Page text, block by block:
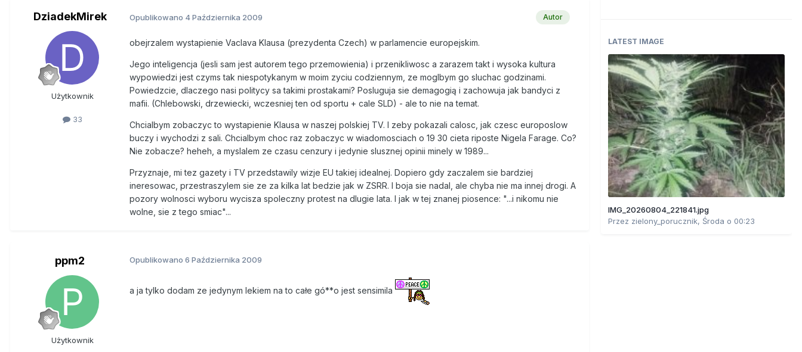
DziadekMirek
Użytkownik
33
Autor
Opublikowano 4 Października 2009
obejrzalem wystapienie Vaclava Klausa (prezydenta Czech) w parlamencie europejskim.
Jego inteligencja (jesli sam jest autorem tego przemowienia) i przenikliwosc a zarazem takt i wysoka kultura
wypowiedzi jest czyms tak niespotykanym w moim zyciu codziennym, ze moglbym go sluchac godzinami.
Powiedzcie, dlaczego nasi politycy sa takimi prostakami? Posluguja sie demagogią i zachowuja jak bandyci z
mafii. (Chlebowski, drzewiecki, wczesniej ten od sportu + cale SLD) - ale to nie na temat.
Chcialbym zobaczyc to wystapienie Klausa w naszej polskiej TV. I zeby pokazali calosc, jak czesc europoslow
buczy i wychodzi z sali. Chcialbym choc raz zobaczyc w wiadomosciach o 19 30 cieta riposte Nigela Farage. Co?
Nie zobacze? heheh, a myslalem ze czasu cenzury i jedynie slusznej opinii minely w 1989...
Przyznaje, mi tez gazety i TV przedstawily wizje EU takiej idealnej. Dopiero gdy zaczalem sie bardziej
ineresowac, przestraszylem sie ze za kilka lat bedzie jak w ZSRR. I boja sie nadal, ale chyba nie ma innej drogi. A
pozory wolnosci wyboru wycisza spoleczny protest na dlugie lata. I jak w tej znanej piosence: "...i nikomu nie
wolne, sie z tego smiac"...
ppm2
Użytkownik
Opublikowano 6 Października 2009
a ja tylko dodam ze jedynym lekiem na to całe gó**o jest sensimila
LATEST IMAGE
IMG_20260804_221841.jpg
Przez zielony_porucznik, Środa o 00:23